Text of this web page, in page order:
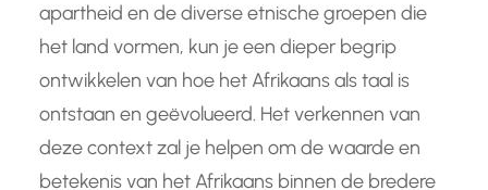
apartheid en de diverse etnische groepen die
het land vormen, kun je een dieper begrip
ontwikkelen van hoe het Afrikaans als taal is
ontstaan en geëvolueerd. Het verkennen van
deze context zal je helpen om de waarde en
betekenis van het Afrikaans binnen de bredere